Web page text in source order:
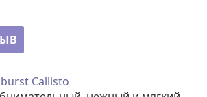
Callisto